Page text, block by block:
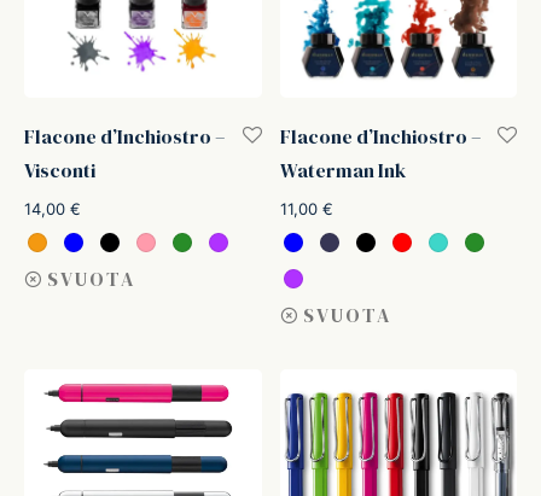
Flacone d’Inchiostro –
Visconti
14,00 €
SVUOTA
Flacone d’Inchiostro –
Waterman Ink
11,00 €
SVUOTA